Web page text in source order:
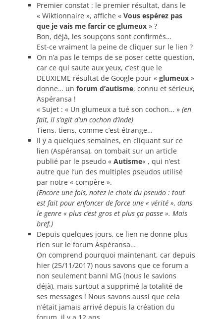
Premier constat : le premier résultat, dans le
« Wiktionnaire », affiche « Vous espérez pas
que je vais me farcir ce glumeux » ?
Bon, déjà, les soupçons sont confirmés…
Est-ce vraiment la peine de cliquer sur le lien ?
On n’a pas le temps de se poser cette question,
car ce qui saute aux yeux, c’est que le
DEUXIEME résultat de Google pour « glumeux »
donne… un forum d’autisme, connu et sérieux,
Aspéransa !
« Sujet : « Un glumeux a tué son cochon… » (en
fait, il s’agit d’un cochon d’Inde)
Tiens, tiens, comme c’est étrange…
Il y a quelques semaines, en cliquant sur ce
lien (Aspéransa), on tombait sur un article
publié par le pseudo « Autisme« , qui n’est
autre que l’un des multiples pseudos utilisé
par notre « compère ».
(Encore une fois, notez le choix du pseudo : tout
est fait pour enfoncer de force une « vérité », dans
le genre « plus c’est gros et plus ça passe ». Mais
bref.)
Depuis quelques jours, ce lien ne donne plus
rien sur le forum Aspéransa…
On comprend pourquoi maintenant, car depuis
hier (25/11/2017) nous savons que ce forum a
non seulement banni MG (nous le savions
déjà), mais surtout a supprimé la totalité de
ses messages ! Nous savons aussi que cela
n’était jamais arrivé depuis la création du